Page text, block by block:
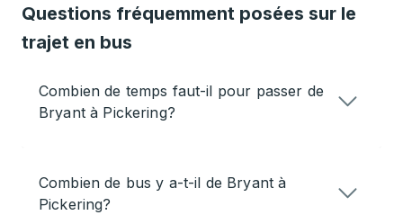
Questions fréquemment posées sur le
trajet en bus
Combien de temps faut-il pour passer de
Bryant à Pickering?
Combien de bus y a-t-il de Bryant à
Pickering?